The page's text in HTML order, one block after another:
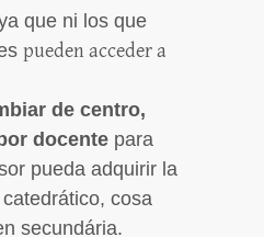
que ni los que
pueden acceder a
de centro,
docente para
pueda adquirir la
cosa
secundária.